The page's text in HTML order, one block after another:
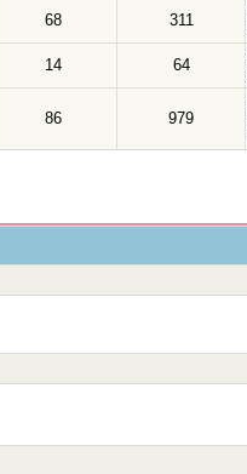
68 311
14 64
86 979